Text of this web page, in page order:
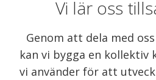
Vi lär oss
Genom att dela med
kan vi bygga en kollektiv
vi använder för att